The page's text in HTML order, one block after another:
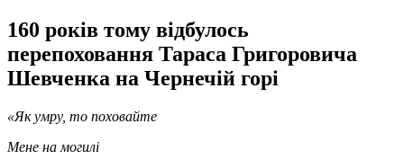
160 років тому відбулось
перепоховання Тараса Григоровича
Шевченка на Чернечій горі
«Як умру, то поховайте
Мене на могилі